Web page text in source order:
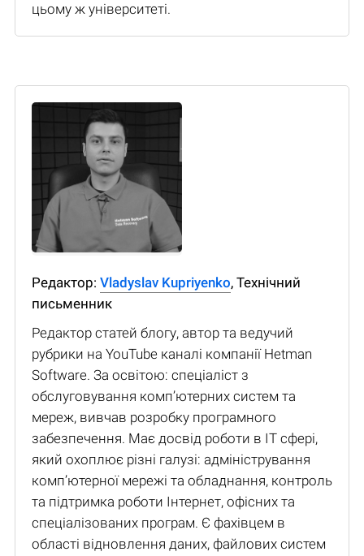
цьому ж університеті.
Редактор: Vladyslav Kupriyenko, Технічний
письменник
Редактор статей блогу, автор та ведучий
рубрики на YouTube каналі компанії Hetman
Software. За освітою: спеціаліст з
обслуговування комп’ютерних систем та
мереж, вивчав розробку програмного
забезпечення. Має досвід роботи в IT сфері,
який охоплює різні галузі: адміністрування
комп’ютерної мережі та обладнання, контроль
та підтримка роботи Інтернет, офісних та
спеціалізованих програм. Є фахівцем в
області відновлення даних, файлових систем